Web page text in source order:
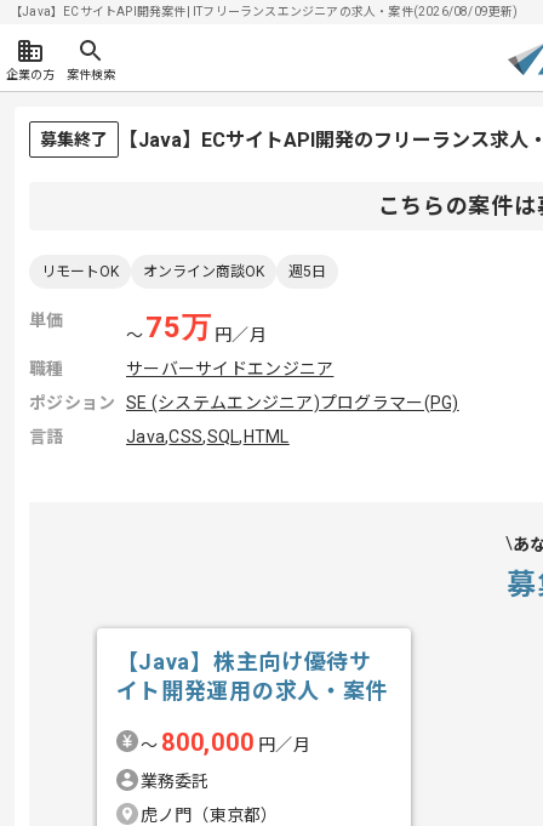
【Java】ECサイトAPI開発案件| ITフリーランスエンジニアの求人・案件(2026/08/09更新)
企業の方 案件検索
募集終了 【Java】ECサイトAPI開発のフリーランス求人
こちらの案件
リモートOK オンライン商談OK 週5日
単価
〜75万 円／月
職種
サーバーサイドエンジニア
ポジション
SE (システムエンジニア)プログラマー(PG)
言語
Java,CSS,SQL, HTML
あ
【Java】株主向け優待サ
イト開発運用の求人・案件
〜 800,000 円／月
業務委託
虎ノ門（東京都）